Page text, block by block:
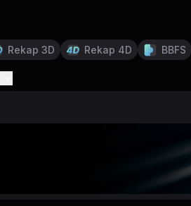
Rekap 3D Rekap 4D BBFS